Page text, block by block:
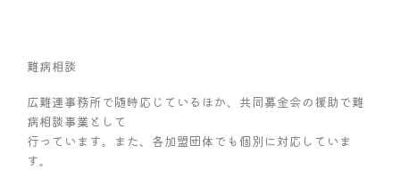
難病相談
広難連事務所で随時応じているほか、共同募金会の援助で難
病相談事業として
行っています。また、各加盟団体でも個別に対応していま
す。